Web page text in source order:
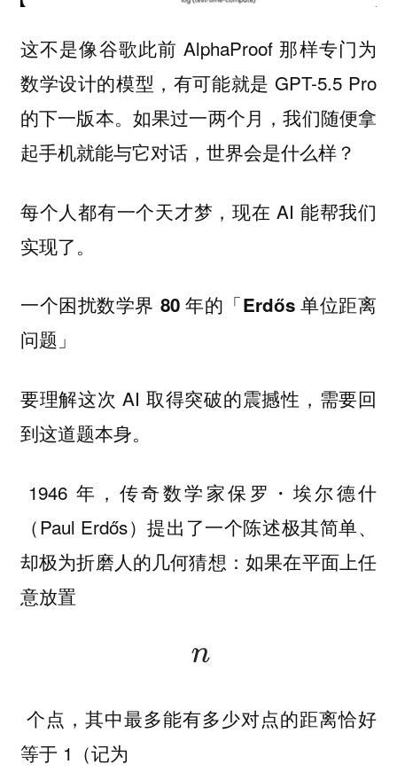
这不是像谷歌此前 AlphaProof 那样专门为
数学设计的模型，有可能就是 GPT-5.5 Pro
的下一版本。如果过一两个月，我们随便拿
起手机就能与它对话，世界会是什么样？
每个人都有一个天才梦，现在 AI 能帮我们
实现了。
一个困扰数学界 80 年的「Erdős 单位距离
问题」
要理解这次 AI 取得突破的震撼性，需要回
到这道题本身。
1946 年，传奇数学家保罗・埃尔德什
（Paul Erdős）提出了一个陈述极其简单、
却极为折磨人的几何猜想：如果在平面上任
意放置
个点，其中最多能有多少对点的距离恰好
等于 1（记为